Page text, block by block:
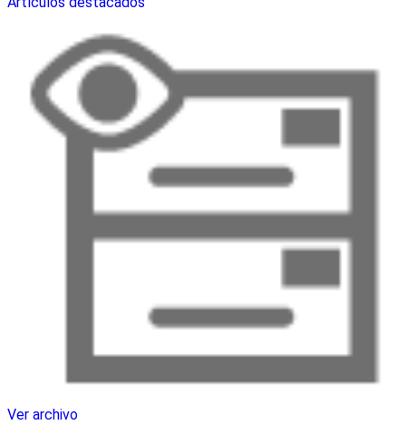
Ver archivo